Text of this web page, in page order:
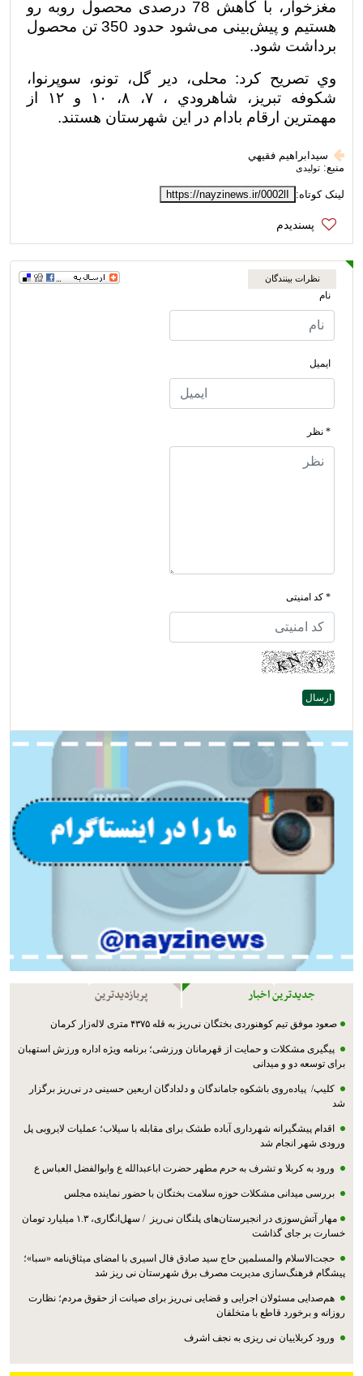
مغزخوار، با کاهش 78 درصدی محصول روبه رو
هستیم و پیش‌بینی می‌شود حدود 350 تن محصول
برداشت شود.
وي تصريح كرد: محلی، دير گل، تونو، سوپرنوا،
شکوفه تبریز، شاهرودي ، ۷، ۸، ۱۰ و ۱۲ از
مهمترين ارقام بادام در اين شهرستان هستند.
سيدابراهيم فقيهي
منبع: تولیدی
لینک کوتاه: https://nayzinews.ir/0002lI
نظرات بینندگان
نام
ایمیل
* نظر
* کد امنیتی
جدیدترین اخبار پربازدیدترین
صعود موفق تیم کوهنوردی بختگان نی‌ریز به قله ۴۳۷۵ متری لاله‌زار کرمان
پیگیری مشکلات و حمایت از قهرمانان ورزشی؛ برنامه ویژه اداره ورزش استهبان
برای توسعه دو و میدانی
کلیپ/ پیاده‌روی باشکوه جاماندگان و دلدادگان اربعین حسینی در نی‌ریز برگزار
شد
اقدام پیشگیرانه شهرداری آباده طشک برای مقابله با سیلاب؛ عملیات لایروبی پل
ورودی شهر انجام شد
ورود به کربلا و تشرف به حرم مطهر حضرت اباعبدالله ع وابوالفضل العباس ع
بررسی میدانی مشکلات حوزه سلامت بختگان با حضور نماینده مجلس
مهار آتش‌سوزی در انجیرستان‌های پلنگان نی‌ریز / سهل‌انگاری، ۱.۳ میلیارد تومان
خسارت بر جای گذاشت
حجت‌الاسلام والمسلمین حاج سید صادق فال اسیری با امضای میثاق‌نامه «سبا»؛
پیشگام فرهنگ‌سازی مدیریت مصرف برق شهرستان نی ریز شد
هم‌صدایی مسئولان اجرایی و قضایی نی‌ریز برای صیانت از حقوق مردم؛ نظارت
روزانه و برخورد قاطع با متخلفان
ورود کربلاییان نی ریزی به نجف اشرف